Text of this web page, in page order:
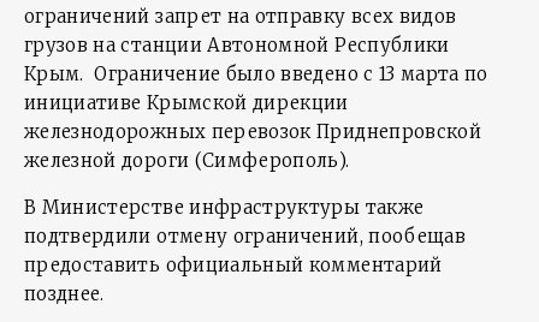
ограничений запрет на отправку всех видов
грузов на станции Автономной Республики
Крым. Ограничение было введено с 13 марта по
инициативе Крымской дирекции
железнодорожных перевозок Приднепровской
железной дороги (Симферополь).
В Министерстве инфраструктуры также
подтвердили отмену ограничений, пообещав
предоставить официальный комментарий
позднее.